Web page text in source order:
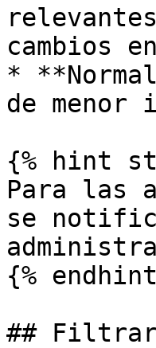
cambios
*
de menor
{% hint
Para las
se
{%
##